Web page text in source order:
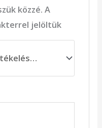
közzé. A
jelöltük